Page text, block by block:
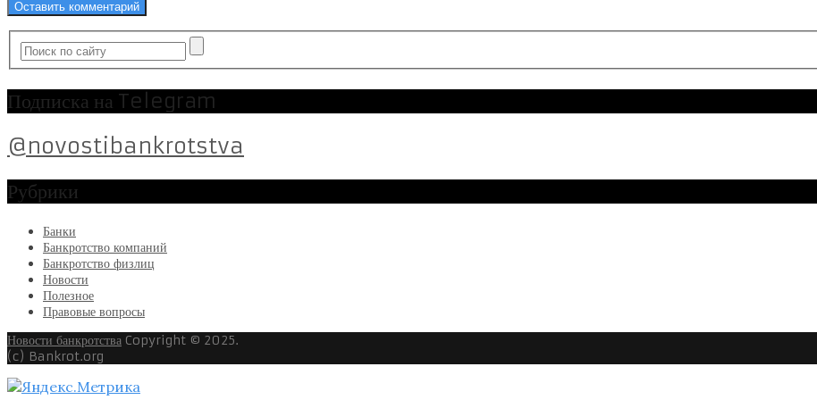
Подписка на Telegram
@novostibankrotstva
Рубрики
Банки
Банкротство компаний
Банкротство физлиц
Новости
Полезное
Правовые вопросы
Новости банкротства Copyright © 2025.
(c) Bankrot.org